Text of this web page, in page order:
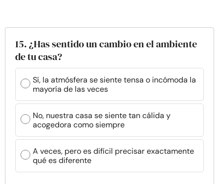
15. ¿Has sentido un cambio en el ambiente
de tu casa?
Sí, la atmósfera se siente tensa o incómoda la
mayoría de las veces
No, nuestra casa se siente tan cálida y
acogedora como siempre
A veces, pero es difícil precisar exactamente
qué es diferente